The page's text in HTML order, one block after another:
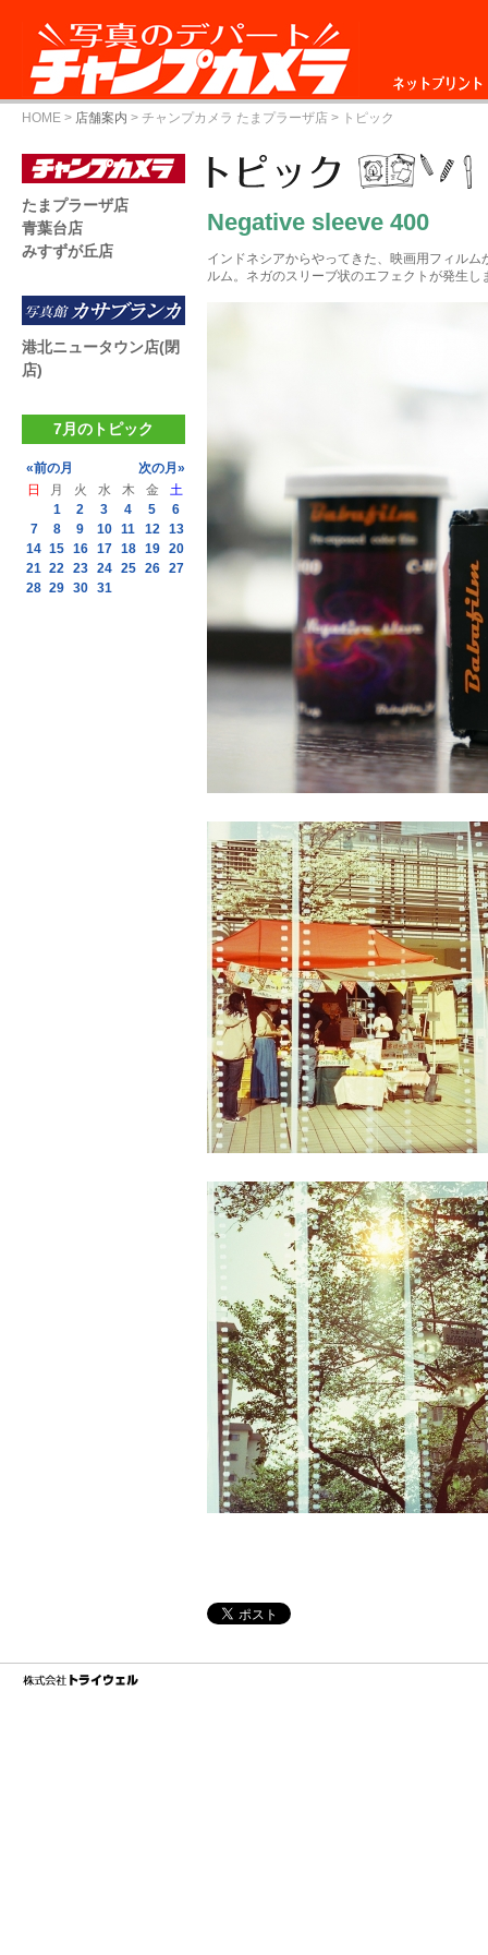
ネットプリント
HOME > 店舗案内 > チャンプカメラ たまプラーザ店 > トピック
Negative sleeve 400
インドネシアからやってきた、映画用フィル
ルム。ネガのスリーブ状のエフェクトが発生
たまプラーザ店
青葉台店
みすずが丘店
港北ニュータウン店(閉
店)
7月のトピック
«前の月
次の月»
日
月 火 水 木 金
土
1
2 3 4 5
6
7
8 9 10 11 12 13
14 15 16 17 18 19 20
21 22 23 24 25 26 27
28 29 30 31